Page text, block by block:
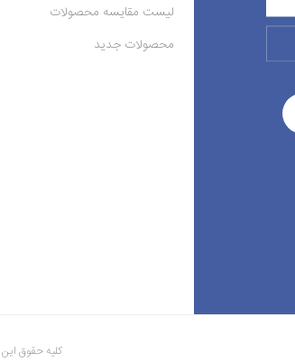
لیست مقایسه محصولات
محصولات جدید
کلیه حقوق